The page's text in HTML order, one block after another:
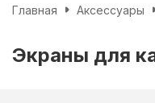
Главная Аксессуары
Экраны для